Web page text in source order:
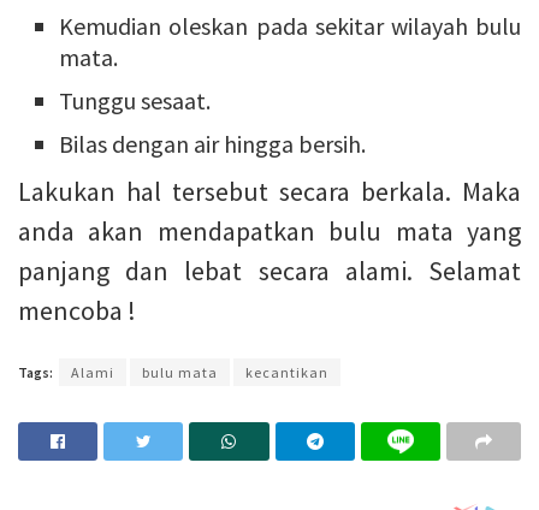
Kemudian oleskan pada sekitar wilayah bulu
mata.
Tunggu sesaat.
Bilas dengan air hingga bersih.
Lakukan hal tersebut secara berkala. Maka
anda akan mendapatkan bulu mata yang
panjang dan lebat secara alami. Selamat
mencoba !
Tags: Alami bulu mata kecantikan